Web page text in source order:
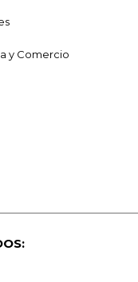
y Comercio